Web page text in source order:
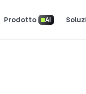
Prodotto AI